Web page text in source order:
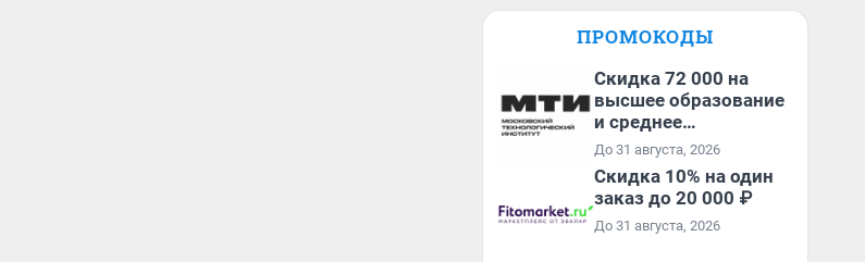
ПРОМОКОДЫ
Скидка 72 000 на
высшее образование
и среднее
специальное
образование в
первый год обучения
До 31 августа, 2026
Скидка 10% на один
заказ до 20 000 ₽
До 31 августа, 2026